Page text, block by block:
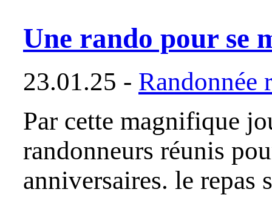
Une rando pour se
23.01.25 - Randonnée
Par cette magnifique
randonneurs réunis
anniversaires. le repas